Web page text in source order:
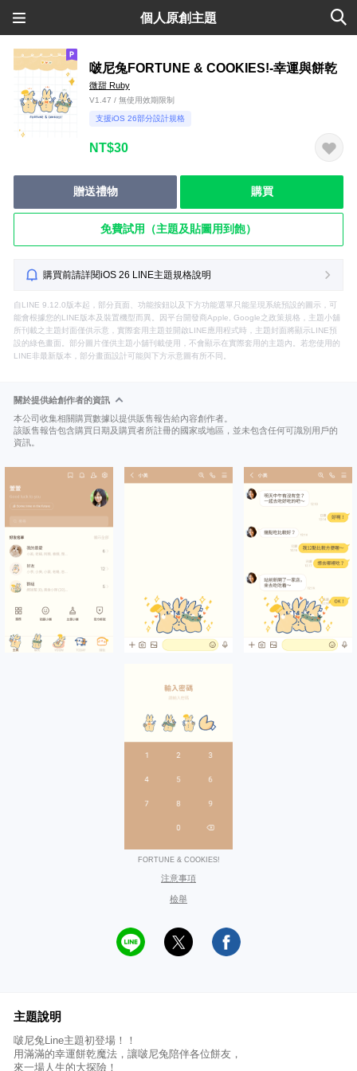
個人原創主題
啵尼兔FORTUNE & COOKIES!-幸運與餅乾
微甜 Ruby
V1.47 / 無使用效期限制
支援iOS 26部分設計規格
NT$30
贈送禮物 購買
免費試用（主題及貼圖用到飽）
購買前請詳閱iOS 26 LINE主題規格說明
自LINE 9.12.0版本起，部分頁面、功能按鈕以及下方功能選單只能呈現系統預設的圖示，可
能會根據您的LINE版本及裝置機型而異。因平台開發商Apple, Google之政策規格，主題小舖
所刊載之主題封面僅供示意，實際套用主題並開啟LINE應用程式時，主題封面將顯示LINE預
設的綠色畫面。部分圖片僅供主題小舖刊載使用，不會顯示在實際套用的主題內。若您使用的
LINE非最新版本，部分畫面設計可能與下方示意圖有所不同。
關於提供給創作者的資訊
本公司收集相關購買數據以提供販售報告給內容創作者。
該販售報告包含購買日期及購買者所註冊的國家或地區，並未包含任何可識別用戶的
資訊。
FORTUNE & COOKIES!
注意事項
檢舉
主題說明
啵尼兔Line主題初登場！！
用滿滿的幸運餅乾魔法，讓啵尼兔陪伴各位餅友，
來一場人生的大探險！